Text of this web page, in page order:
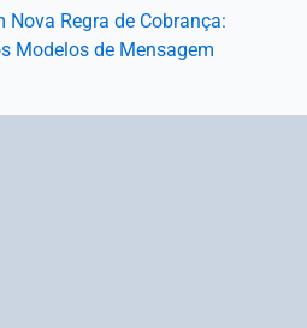
Regra de Cobrança:
Modelos de Mensagem